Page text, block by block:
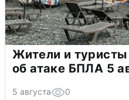
Жители и
об атаке БПЛА 5
5 августа 0